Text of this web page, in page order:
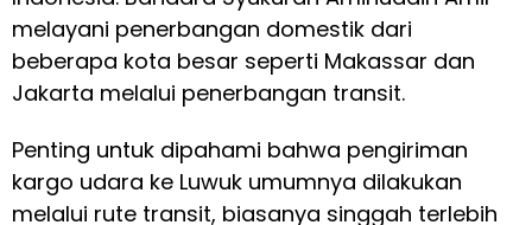
melayani penerbangan domestik dari
beberapa kota besar seperti Makassar dan
Jakarta melalui penerbangan transit.
Penting untuk dipahami bahwa pengiriman
kargo udara ke Luwuk umumnya dilakukan
melalui rute transit, biasanya singgah terlebih